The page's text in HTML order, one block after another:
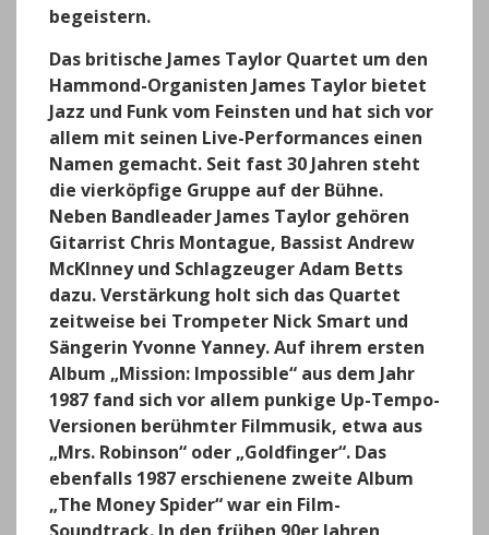
begeistern.
Das britische James Taylor Quartet um den
Hammond-Organisten James Taylor bietet
Jazz und Funk vom Feinsten und hat sich vor
allem mit seinen Live-Performances einen
Namen gemacht. Seit fast 30 Jahren steht
die vierköpfige Gruppe auf der Bühne.
Neben Bandleader James Taylor gehören
Gitarrist Chris Montague, Bassist Andrew
McKInney und Schlagzeuger Adam Betts
dazu. Verstärkung holt sich das Quartet
zeitweise bei Trompeter Nick Smart und
Sängerin Yvonne Yanney. Auf ihrem ersten
Album „Mission: Impossible“ aus dem Jahr
1987 fand sich vor allem punkige Up-Tempo-
Versionen berühmter Filmmusik, etwa aus
„Mrs. Robinson“ oder „Goldfinger“. Das
ebenfalls 1987 erschienene zweite Album
„The Money Spider“ war ein Film-